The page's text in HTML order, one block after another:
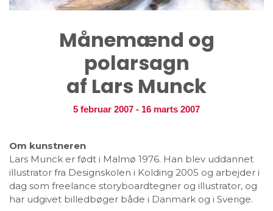
Månemænd og
polarsagn
af Lars Munck
5 februar 2007 - 16 marts 2007
Om kunstneren
Lars Munck er født i Malmø 1976. Han blev uddannet
illustrator fra Designskolen i Kolding 2005 og arbejder i
dag som freelance storyboardtegner og illustrator, og
har udgivet billedbøger både i Danmark og i Sverige.